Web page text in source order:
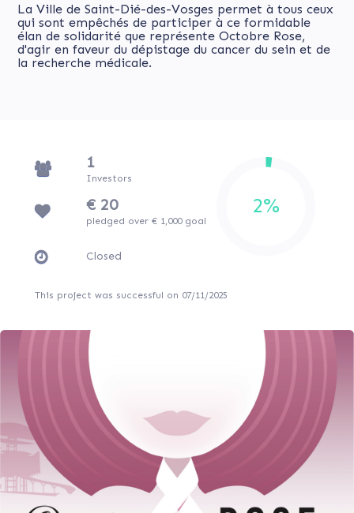
La Ville de Saint-Dié-des-Vosges permet à tous ceux
qui sont empêchés de participer à ce formidable
élan de solidarité que représente Octobre Rose,
d'agir en faveur du dépistage du cancer du sein et de
la recherche médicale.
1
Investors
€ 20
pledged over € 1,000 goal
Closed
This project was successful on 07/11/2025